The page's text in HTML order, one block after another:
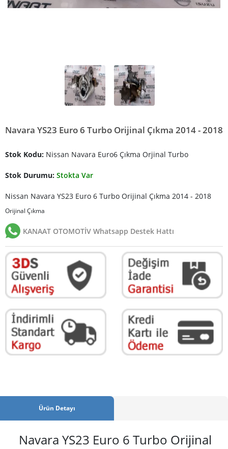
Navara YS23 Euro 6 Turbo Orijinal Çıkma 2014 - 2018
Stok Kodu: Nissan Navara Euro6 Çıkma Orjinal Turbo
Stok Durumu: Stokta Var
Nissan Navara YS23 Euro 6 Turbo Orijinal Çıkma 2014 - 2018
Orijinal Çıkma
KANAAT OTOMOTİV Whatsapp Destek Hattı
Ürün Detayı
Navara YS23 Euro 6 Turbo Orijinal